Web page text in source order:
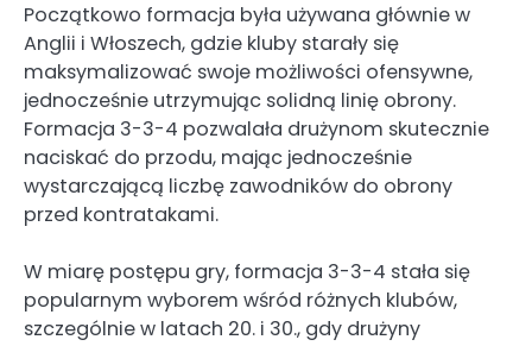
Początkowo formacja była używana głównie w
Anglii i Włoszech, gdzie kluby starały się
maksymalizować swoje możliwości ofensywne,
jednocześnie utrzymując solidną linię obrony.
Formacja 3-3-4 pozwalała drużynom skutecznie
naciskać do przodu, mając jednocześnie
wystarczającą liczbę zawodników do obrony
przed kontratakami.
W miarę postępu gry, formacja 3-3-4 stała się
popularnym wyborem wśród różnych klubów,
szczególnie w latach 20. i 30., gdy drużyny